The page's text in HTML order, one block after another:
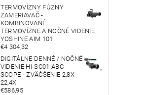
TERMOVÍZNY FÚZNY
ZAMERIAVAČ -
KOMBINOVANÉ
TERMOVÍZNE A NOČNÉ VIDENIE
YOSHINE AIM 101
€4 304,32
DIGITÁLNE DENNÉ / NOČNÉ
VIDENIE HI-SC01 ABC
SCOPE - ZVÄČŠENIE 2,8X -
22,4X
€586,95